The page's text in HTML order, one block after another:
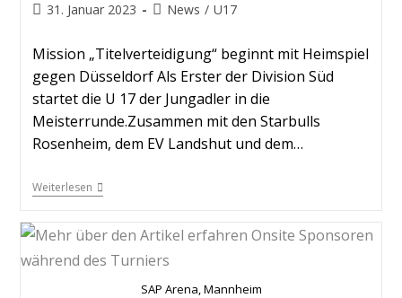
31. Januar 2023 News / U17
Mission „Titelverteidigung“ beginnt mit Heimspiel
gegen Düsseldorf Als Erster der Division Süd
startet die U 17 der Jungadler in die
Meisterrunde.Zusammen mit den Starbulls
Rosenheim, dem EV Landshut und dem…
Weiterlesen
SAP Arena, Mannheim